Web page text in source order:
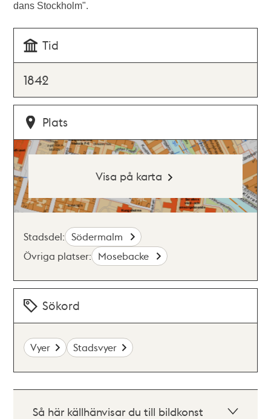
dans Stockholm".
Tid
1842
Plats
Visa på karta
Stadsdel: Södermalm
Övriga platser: Mosebacke
Sökord
Vyer Stadsvyer
Så här källhänvisar du till bildkonst